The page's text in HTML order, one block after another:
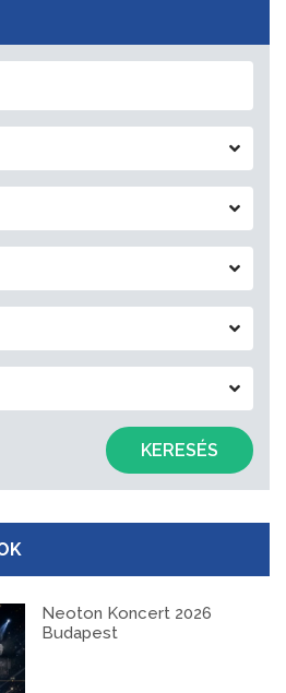
KERESÉS
Neoton Koncert 2026
Budapest